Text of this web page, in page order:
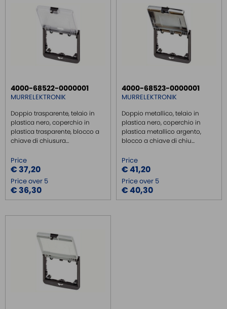
4000-68522-0000001
MURRELEKTRONIK
Doppio trasparente, telaio in
plastica nero, coperchio in
plastica trasparente, blocco a
chiave di chiusura...
Price
€ 37,20
Price over 5
€ 36,30
4000-68523-0000001
MURRELEKTRONIK
Doppio metallico, telaio in
plastica nero, coperchio in
plastica metallico argento,
blocco a chiave di chiu...
Price
€ 41,20
Price over 5
€ 40,30